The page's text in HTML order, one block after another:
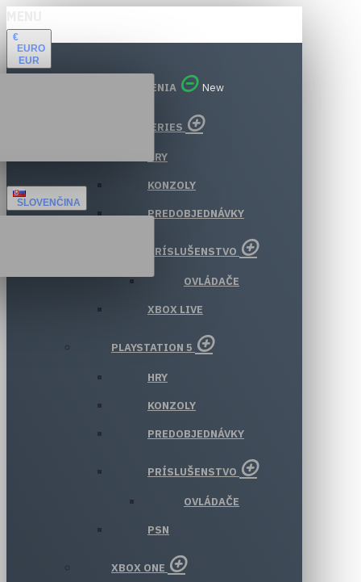
€
EURO
EUR
SLOVENČINA
VŠETKY ODDELENIA New
XBOX SERIES
HRY
KONZOLY
PREDOBJEDNÁVKY
PRÍSLUŠENSTVO
OVLÁDAČE
XBOX LIVE
PLAYSTATION 5
HRY
KONZOLY
PREDOBJEDNÁVKY
PRÍSLUŠENSTVO
OVLÁDAČE
PSN
XBOX ONE